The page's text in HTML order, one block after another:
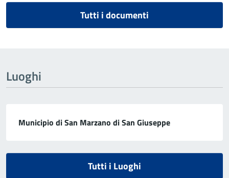
Tutti i documenti
Luoghi
Municipio di San Marzano di San Giuseppe
Tutti i Luoghi